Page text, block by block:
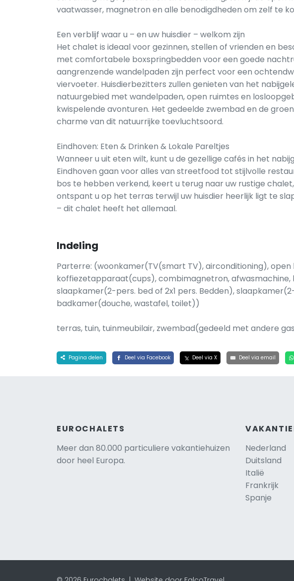
vaatwasser, magnetron en alle benodigdheden om zelf te
Een verblijf waar u – en uw huisdier – welkom zijn
Het chalet is ideaal voor gezinnen, stellen of vrienden en
met comfortabele boxspringbedden voor een goede
aangrenzende wandelpaden zijn perfect voor een
viervoeter. Huisdierbezitters zullen genieten van het
natuurgebied met wandelpaden, open ruimtes en
kwispelende avonturen. Het gedeelde zwembad en de
charme van dit natuurrijke toevluchtsoord.
Eindhoven: Eten & Drinken & Lokale Pareltjes
Wanneer u uit eten wilt, kunt u de gezellige cafés in het
Eindhoven gaan voor alles van streetfood tot stijlvolle
bos te hebben verkend, keert u terug naar uw rustige
ontspant u op het terras terwijl uw huisdier heerlijk ligt te
– dit chalet heeft het allemaal.
Indeling
Parterre: (woonkamer(TV(smart TV), airconditioning),
koffiezetapparaat(cups), combimagnetron, afwasmachine,
slaapkamer(2-pers. bed of 2x1 pers. Bedden),
badkamer(douche, wastafel, toilet))
terras, tuin, tuinmeubilair, zwembad(gedeeld met andere
Pagina delen Deel via Facebook Deel via X Deel via email
EUROCHALETS
Meer dan 80.000 particuliere vakantiehuizen
door heel Europa.
Nederland
Duitsland
Italië
Frankrijk
Spanje